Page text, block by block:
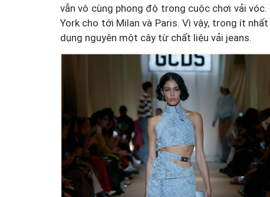
vẫn vô cùng phong độ trong cuộc chơi vải
York cho tới Milan và Paris. Vì vậy, trong ít
dụng nguyên một cây từ chất liệu vải jeans.